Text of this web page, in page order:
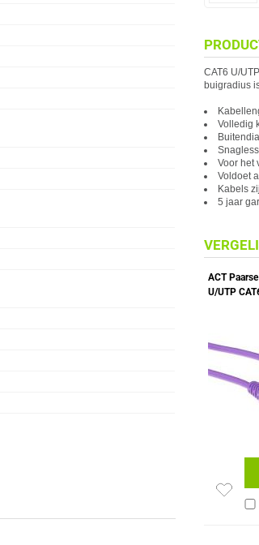
CAT6 U/
buigradius
Volledig
Voor het
Voldoet
Kabels
5 jaar
ACT
U/UTP